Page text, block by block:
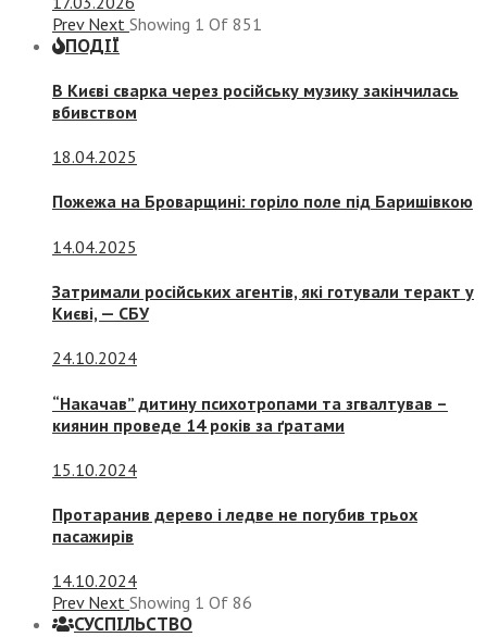
Prev Next Showing 1 Of 851
ПОДІЇ
В Києві сварка через російську музику закінчилась
вбивством
18.04.2025
Пожежа на Броварщині: горіло поле під Баришівкою
14.04.2025
Затримали російських агентів, які готували теракт у
Києві, — СБУ
24.10.2024
“Накачав” дитину психотропами та згвалтував –
киянин проведе 14 років за ґратами
15.10.2024
Протаранив дерево і ледве не погубив трьох
пасажирів
14.10.2024
Prev Next Showing 1 Of 86
СУСПIЛЬСТВО